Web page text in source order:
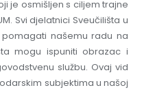
je osmišljen s ciljem trajne
Svi djelatnici Sveučilišta u
našemu radu na
mogu ispuniti obrazac i
službu. Ovaj vid
subjektima u našoj